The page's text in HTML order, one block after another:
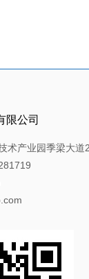
限公司
术产业园季梁大道